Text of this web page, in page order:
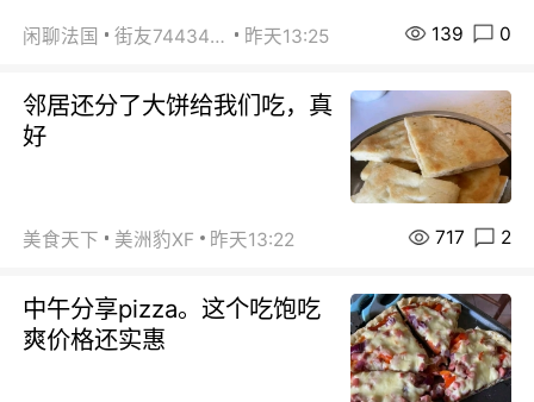
闲聊法国 街友74434350 昨天13:25 139 0
邻居还分了大饼给我们吃，真
好
美食天下 美洲豹XF 昨天13:22 717 2
中午分享pizza。这个吃饱吃
爽价格还实惠